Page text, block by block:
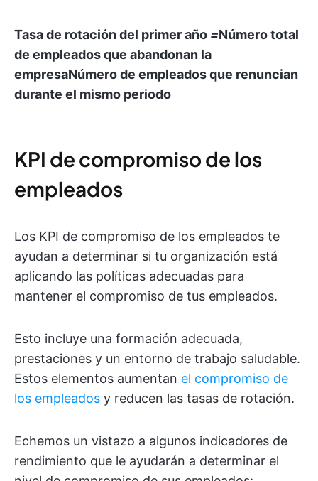
Tasa de rotación del primer año =Número total
de empleados que abandonan la
empresaNúmero de empleados que renuncian
durante el mismo periodo
KPI de compromiso de los
empleados
Los KPI de compromiso de los empleados te
ayudan a determinar si tu organización está
aplicando las políticas adecuadas para
mantener el compromiso de tus empleados.
Esto incluye una formación adecuada,
prestaciones y un entorno de trabajo saludable.
Estos elementos aumentan el compromiso de
los empleados y reducen las tasas de rotación.
Echemos un vistazo a algunos indicadores de
rendimiento que le ayudarán a determinar el